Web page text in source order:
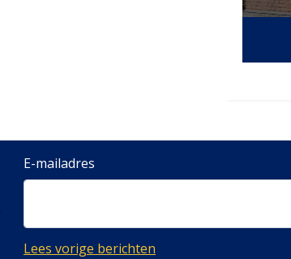
E-mailadres
Lees vorige berichten